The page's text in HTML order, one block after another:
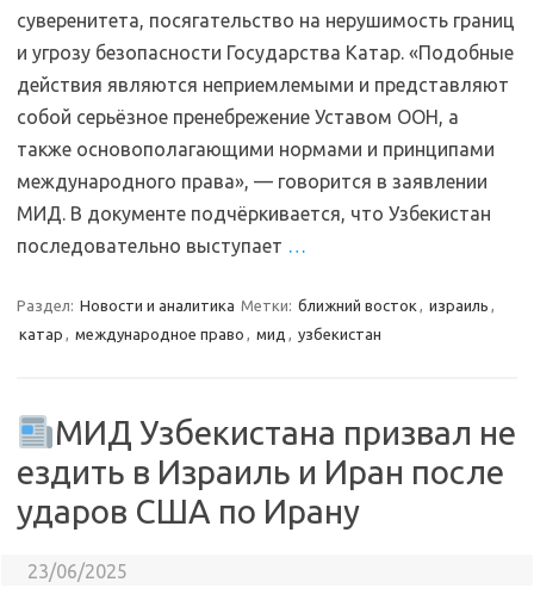
суверенитета, посягательство на нерушимость границ
и угрозу безопасности Государства Катар. «Подобные
действия являются неприемлемыми и представляют
собой серьёзное пренебрежение Уставом ООН, а
также основополагающими нормами и принципами
международного права», — говорится в заявлении
МИД. В документе подчёркивается, что Узбекистан
последовательно выступает …
Раздел: Новости и аналитика Метки: ближний восток , израиль ,
катар , международное право , мид , узбекистан
МИД Узбекистана призвал не
ездить в Израиль и Иран после
ударов США по Ирану
23/06/2025